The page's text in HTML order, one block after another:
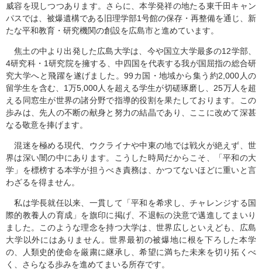
威容を現しつつあります。さらに、本学発祥の地たる東千田キャン
パスでは、被爆遺構である旧理学部1号館の保存・再整備を通じ、新
たな平和教育・研究機関の創設を広島市と進めています。
焦土の中より出発した広島大学は、今や国立大学最多の12学部、
4研究科・1研究院を擁する、中四国を代表する我が国屈指の総合研
究大学へと飛躍を遂げました。99カ国・地域から集う約2,000人の
留学生を含む、1万5,000人を超える学生が切磋琢磨し、25万人を超
える同窓生が世界の諸分野で指導的役割を果たしております。この
歩みは、先人の不断の献身と努力の結晶であり、ここに改めて深甚
なる敬意を捧げます。
混迷を極める現代、ウクライナや中東の地では戦火が絶えず、世
界は深い闇の中にあります。こうした時局だからこそ、「平和の大
学」を標榜する本学が担うべき責務は、かつてないほどに重いと言
わざるを得ません。
私は学長就任以来、一貫して「平和を希求し、チャレンジする国
際的教養人の育成」を旗印に掲げ、不退転の決意で邁進してまいり
ました。このような理念を持つ大学は、世界広しといえども、広島
大学以外にはありません。世界最初の被爆地に根を下ろした本学
の、人類史的使命を厳粛に継承し、希望に満ちた未来を切り拓くべ
く、さらなる歩みを進めてまいる所存です。